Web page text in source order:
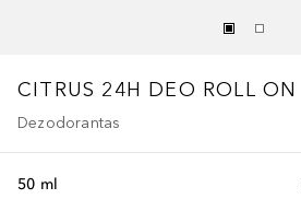
CITRUS 24H DEO ROLL ON
Dezodorantas
50 ml